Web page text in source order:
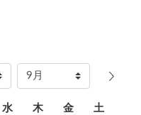
水 木 金 土